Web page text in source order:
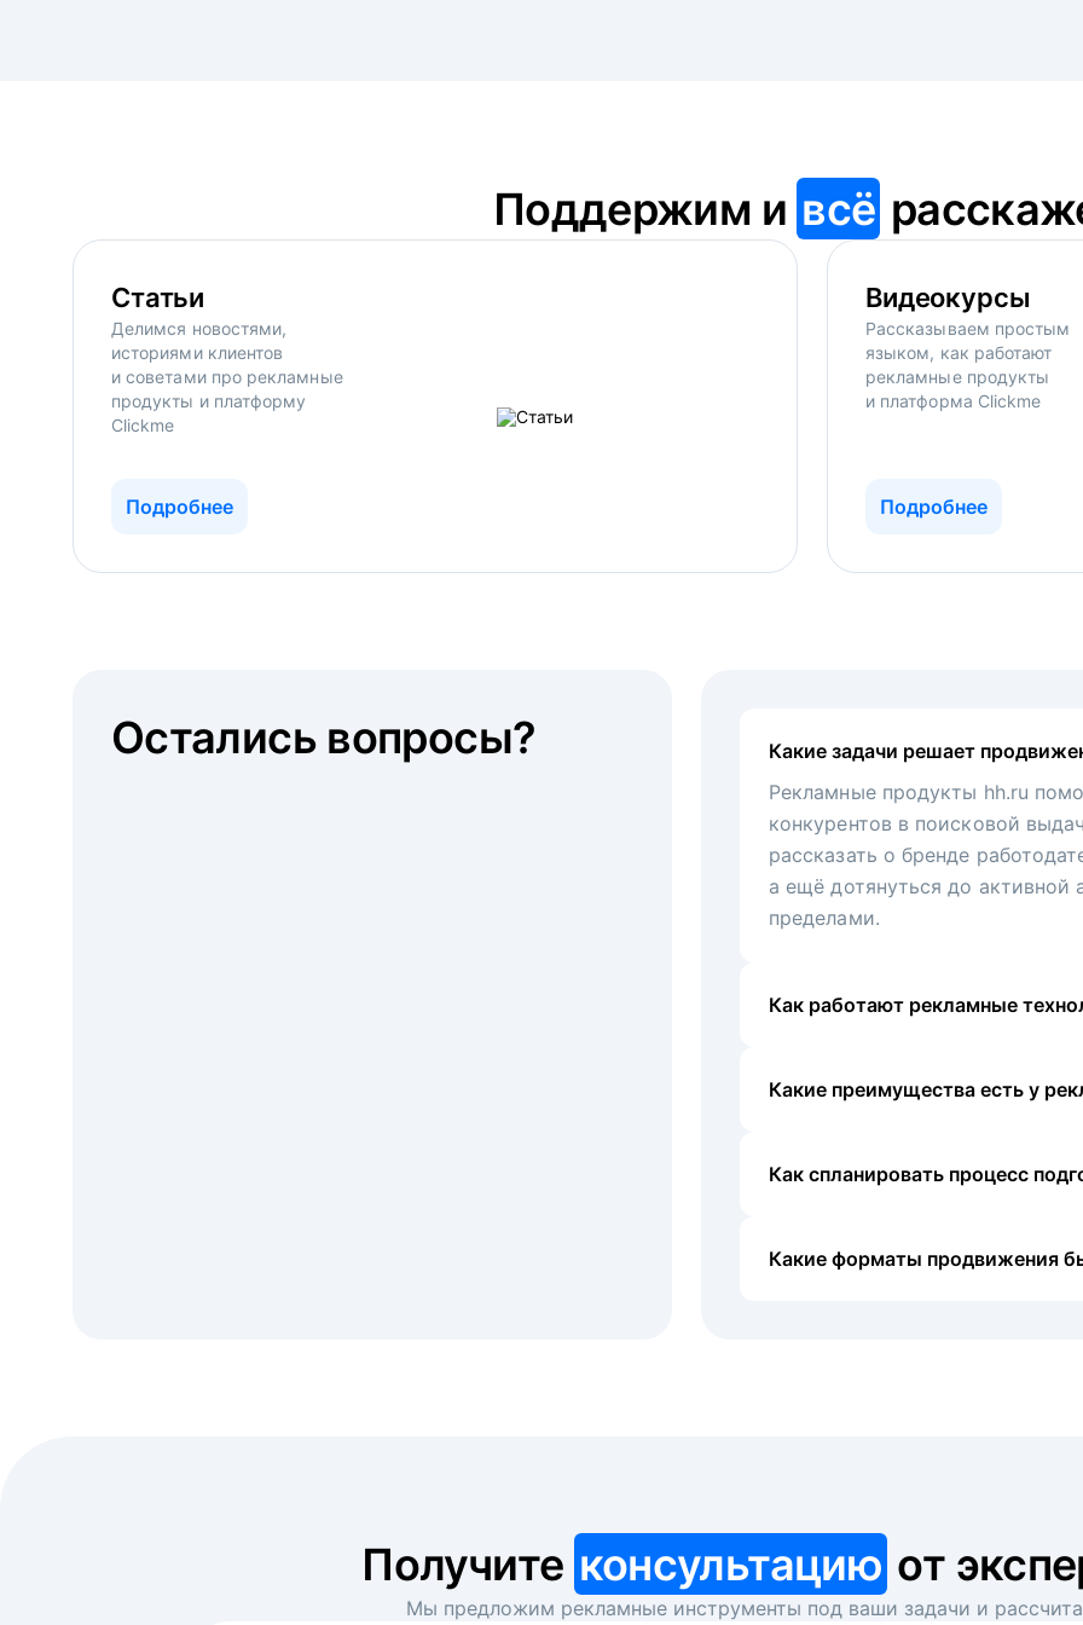
Поддержим и всё
Статьи
Делимся новостями,
историями клиентов
и советами про рекламные
продукты и платформу
Clickme
Подробнее
Видеокурсы
Рассказываем простым
языком, как работают
рекламные продукты
и платформа Clickme
Подробнее
Какие задачи решает
Рекламные продукты hh.ru
конкурентов в поисковой
рассказать о бренде
а ещё дотянуться до активной
пределами.
Как работают рекламные
Какие преимущества есть у
Как спланировать процесс
Какие форматы продвижения
Остались вопросы?
Получите консультацию от
Мы предложим рекламные инструменты под ваши задачи и